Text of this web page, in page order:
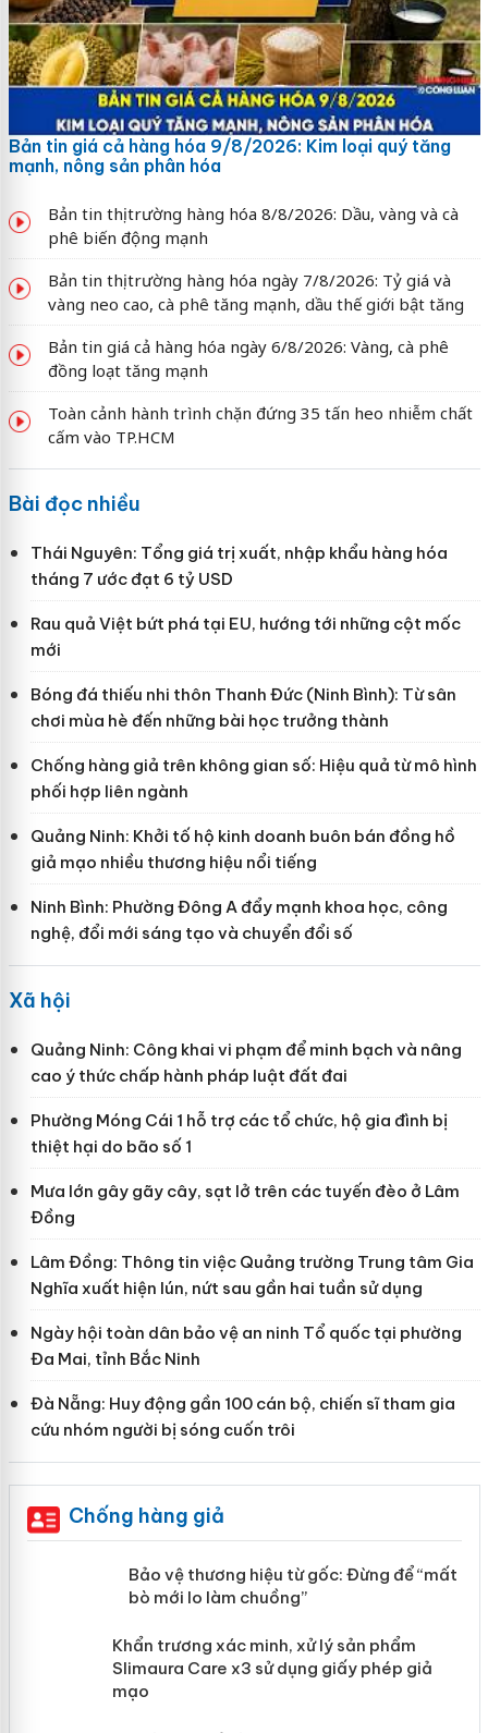
Bản tin giá cả hàng hóa 9/8/2026: Kim loại quý tăng
mạnh, nông sản phân hóa
Bản tin thị trường hàng hóa 8/8/2026: Dầu, vàng và cà
phê biến động mạnh
Bản tin thị trường hàng hóa ngày 7/8/2026: Tỷ giá và
vàng neo cao, cà phê tăng mạnh, dầu thế giới bật tăng
Bản tin giá cả hàng hóa ngày 6/8/2026: Vàng, cà phê
đồng loạt tăng mạnh
Toàn cảnh hành trình chặn đứng 35 tấn heo nhiễm chất
cấm vào TP.HCM
Bài đọc nhiều
Thái Nguyên: Tổng giá trị xuất, nhập khẩu hàng hóa
tháng 7 ước đạt 6 tỷ USD
Rau quả Việt bứt phá tại EU, hướng tới những cột mốc
mới
Bóng đá thiếu nhi thôn Thanh Đức (Ninh Bình): Từ sân
chơi mùa hè đến những bài học trưởng thành
Chống hàng giả trên không gian số: Hiệu quả từ mô hình
phối hợp liên ngành
Quảng Ninh: Khởi tố hộ kinh doanh buôn bán đồng hồ
giả mạo nhiều thương hiệu nổi tiếng
Ninh Bình: Phường Đông A đẩy mạnh khoa học, công
nghệ, đổi mới sáng tạo và chuyển đổi số
Xã hội
Quảng Ninh: Công khai vi phạm để minh bạch và nâng
cao ý thức chấp hành pháp luật đất đai
Phường Móng Cái 1 hỗ trợ các tổ chức, hộ gia đình bị
thiệt hại do bão số 1
Mưa lớn gây gãy cây, sạt lở trên các tuyến đèo ở Lâm
Đồng
Lâm Đồng: Thông tin việc Quảng trường Trung tâm Gia
Nghĩa xuất hiện lún, nứt sau gần hai tuần sử dụng
Ngày hội toàn dân bảo vệ an ninh Tổ quốc tại phường
Đa Mai, tỉnh Bắc Ninh
Đà Nẵng: Huy động gần 100 cán bộ, chiến sĩ tham gia
cứu nhóm người bị sóng cuốn trôi
Chống hàng giả
Bảo vệ thương hiệu từ gốc: Đừng để
“mất bò mới lo làm chuồng”